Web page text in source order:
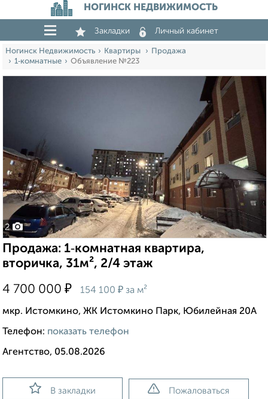
НОГИНСК НЕДВИЖИМОСТЬ
Закладки Личный кабинет
Ногинск Недвижимость Квартиры
Продажа
1‑комнатные
Объявление №223
2
Продажа: 1‑комнатная квартира,
вторичка, 31м², 2/4 этаж
4 700 000 ₽ 154 100 ₽ за м²
мкр. Истомкино, ЖК Истомкино Парк, Юбилейная 20А
Телефон: показать телефон
Агентство, 05.08.2026
В закладки Пожаловаться